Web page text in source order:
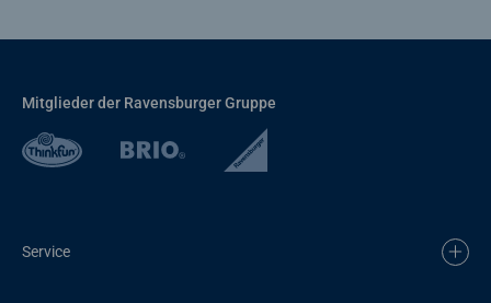
Mitglieder der Ravensburger Gruppe
Service